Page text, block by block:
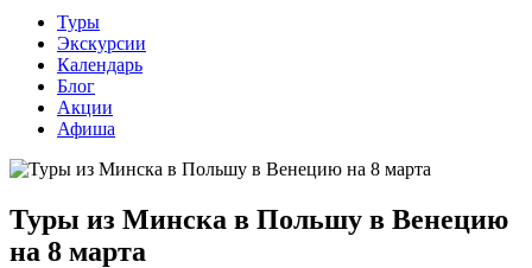
Туры
Экскурсии
Календарь
Блог
Акции
Афиша
Туры из Минска в Польшу в Венецию
на 8 марта